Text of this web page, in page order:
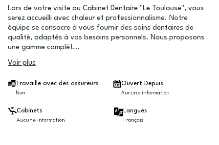
Lors de votre visite au Cabinet Dentaire "Le Toulouse", vous
serez accueilli avec chaleur et professionnalisme. Notre
équipe se consacre à vous fournir des soins dentaires de
qualité, adaptés à vos besoins personnels. Nous proposons
une gamme complèt...
Voir plus
Travaille avec des assureurs
Non
Ouvert Depuis
Aucune information
Cabinets
Aucune information
Langues
Français